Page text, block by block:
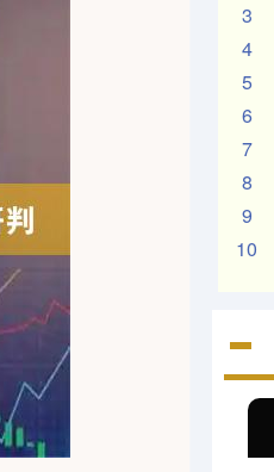
3
4
5
6
7
8
9
10